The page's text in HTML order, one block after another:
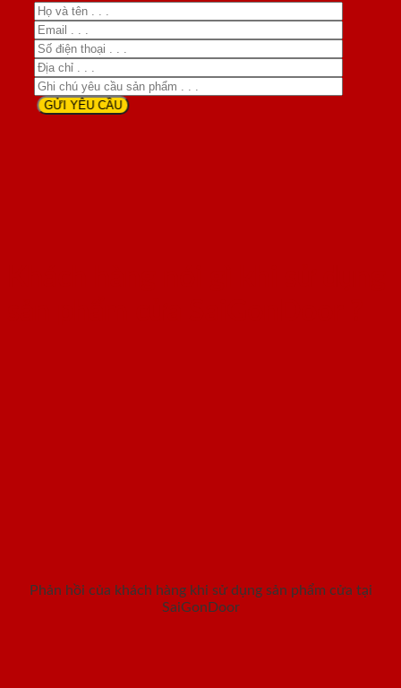
Phản hồi của khách hàng khi sử dụng sản phẩm cửa tại
SaiGonDoor